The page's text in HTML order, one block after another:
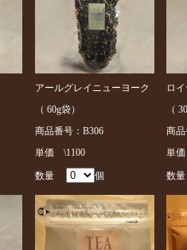
アールグレイニューヨーク
（ 60g袋）
商品番号：B306
単価 \1100
数量 個
ロ
（
商
単
数